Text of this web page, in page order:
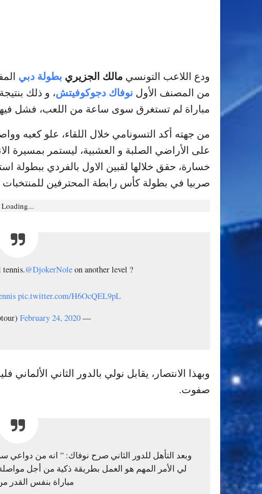
ودع اللاعب التونسي مالك الجزيري بطولة دبي
من المصنف الأول نوفاك دجوكوفيتش
مباراة لم تستغرق سوى ساعة من اللعب، فشل
من جهته أكد التسونامي خلال اللقاء، علو
على الأراضي الصلبة و العشبية، ليستمر بمسيرة
خسارة، حقق خلالها لقبين الاول بالفردي ببطولة
صربيا في بطولة كأس رابطة المحترفين
Loading...
tennis.@DjokerNoleon another level ?
pic.twitter.com/H6OcQEL9pL
— ATP Tour (@atptour)
February 24, 2020
وبهذا الانتصار، يقابل نولي بالدور الثاني
صفوت.
وبعد التأهل للدور الثاني صرح نوفاك: ” انه من
لي الأمر المهم هو العمل بطريقة ذكية من أجل
مباراة بنفس القدر